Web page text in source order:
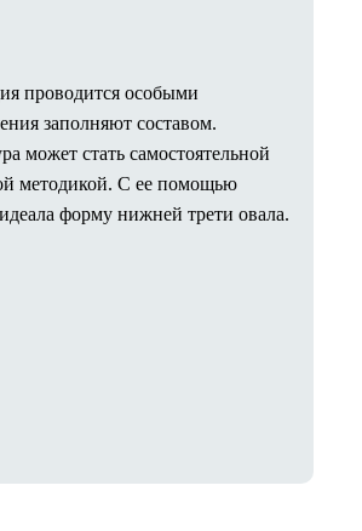
проводится особыми
заполняют составом.
может стать самостоятельной
методикой. С ее помощью
форму нижней трети овала.